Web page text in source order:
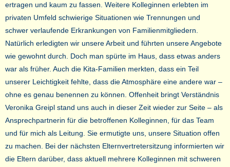
ertragen und kaum zu fassen. Weitere Kolleginnen erlebten im
privaten Umfeld schwierige Situationen wie Trennungen und
schwer verlaufende Erkrankungen von Familienmitgliedern.
Natürlich erledigten wir unsere Arbeit und führten unsere Angebote
wie gewohnt durch. Doch man spürte im Haus, dass etwas anders
war als früher. Auch die Kita-Familien merkten, dass ein Teil
unserer Leichtigkeit fehlte, dass die Atmosphäre eine andere war –
ohne es genau benennen zu können. Offenheit bringt Verständnis
Veronika Greipl stand uns auch in dieser Zeit wieder zur Seite – als
Ansprechpartnerin für die betroffenen Kolleginnen, für das Team
und für mich als Leitung. Sie ermutigte uns, unsere Situation offen
zu machen. Bei der nächsten Elternvertretersitzung informierten wir
die Eltern darüber, dass aktuell mehrere Kolleginnen mit schweren